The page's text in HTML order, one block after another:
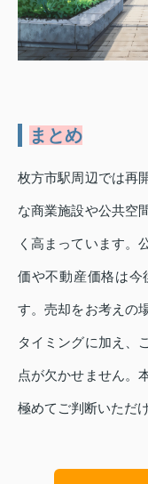
まとめ
枚方市駅周辺では再
な商業施設や公共空
く高まっています。
価や不動産価格は今
す。売却をお考えの
タイミングに加え、
点が欠かせません。
極めてご判断いただ